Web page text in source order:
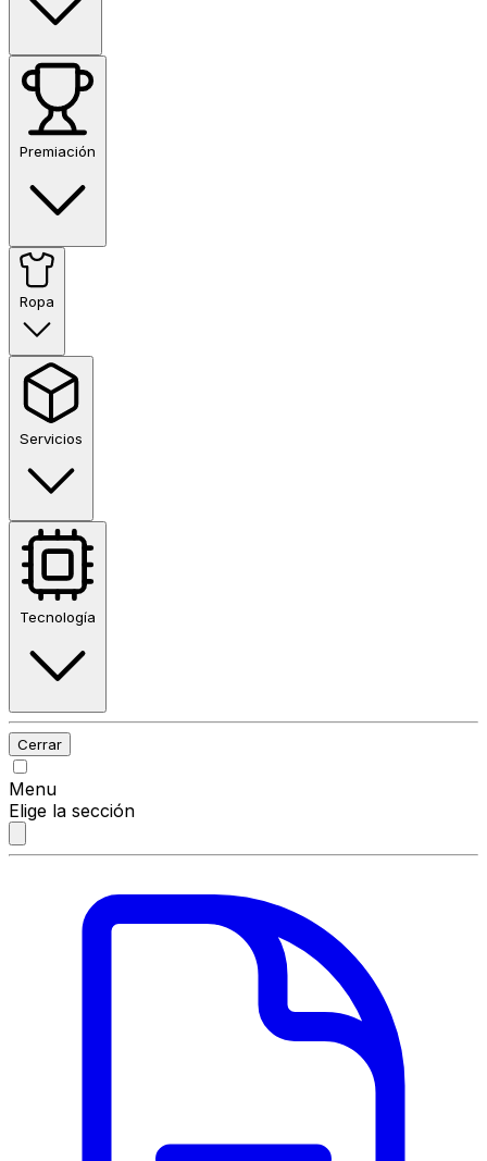
Premiación
Ropa
Servicios
Tecnología
Cerrar
Menu
Elige la sección